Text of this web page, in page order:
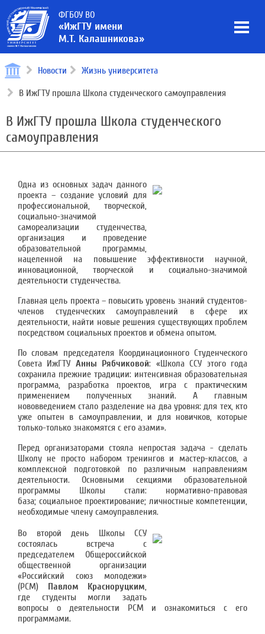
ФГБОУ ВО
«ИжГТУ имени
М.Т. Калашникова»
Новости Жизнь университета
В ИжГТУ прошла Школа студенческого самоуправления
В ИжГТУ прошла Школа студенческого
самоуправления
Одна из основных задач данного
проекта – создание условий для
профессиональной, творческой,
социально-значимой
самореализации студенчества,
организация и проведение
образовательной программы,
нацеленной на повышение эффективности научной,
инновационной, творческой и социально-значимой
деятельности студенчества.
Главная цель проекта – повысить уровень знаний студентов-
членов студенческих самоуправлений в сфере их
деятельности, найти новые решения существующих проблем
посредством социальных проектов и обмена опытом.
По словам председателя Координационного Студенческого
Совета ИжГТУ Анны Рябчиковой: «Школа ССУ этого года
сохранила прежние традиции: интенсивная образовательная
программа, разработка проектов, игра с практическим
применением полученных знаний. А главным
нововведением стало разделение на два уровня: для тех, кто
уже опытен в самоуправлении, и для новичков, которые
только-только знакомятся с его азами».
Перед организаторами стояла непростая задача - сделать
Школу не просто набором тренингов и мастер-классов, а
комплексной подготовкой по различным направлениям
деятельности. Основными секциями образовательной
программы Школы стали: нормативно-правовая
база; социальное проектирование; личностные компетенции,
необходимые члену самоуправления.
Во второй день Школы ССУ
состоялась встреча с
председателем Общероссийской
общественной организации
«Российский союз молодежи»
(РСМ) Павлом Красноруцким,
где студенты могли задать
вопросы о деятельности РСМ и ознакомиться с его
программами.